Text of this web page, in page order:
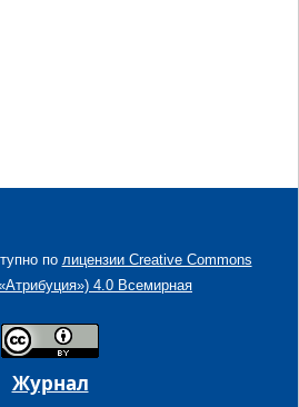
по лицензии Creative Commons
4.0 Всемирная
Журнал